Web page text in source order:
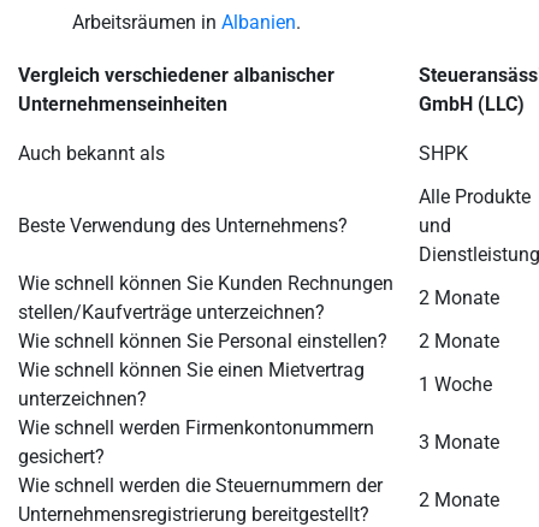
Arbeitsräumen in Albanien.
Vergleich verschiedener albanischer
Unternehmenseinheiten
GmbH (LLC)
Auch bekannt als SHPK
Beste Verwendung des Unternehmens?
Alle Produkte
und
Wie schnell können Sie Kunden Rechnungen
stellen/Kaufverträge unterzeichnen?
2 Monate
Wie schnell können Sie Personal einstellen?
2 Monate
Wie schnell können Sie einen Mietvertrag
unterzeichnen?
1 Woche
Wie schnell werden Firmenkontonummern
gesichert?
3 Monate
Wie schnell werden die Steuernummern der
Unternehmensregistrierung bereitgestellt?
2 Monate